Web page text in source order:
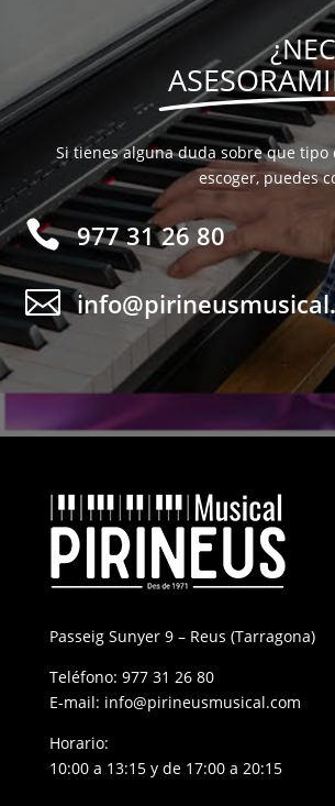
Si tienes alguna duda sobre que
escoger, puedes
 977 31 26 80

Passeig Sunyer 9 – Reus (Tarragona)
Teléfono: 977 31 26 80
E-mail: info@pirineusmusical.com
Horario:
10:00 a 13:15 y de 17:00 a 20:15